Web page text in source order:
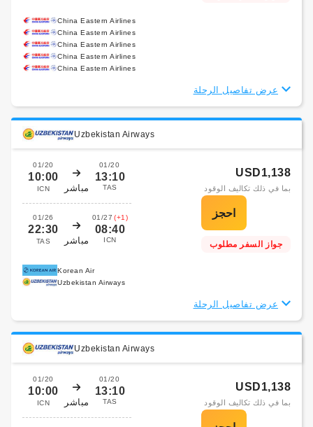
China Eastern Airlines
China Eastern Airlines
China Eastern Airlines
China Eastern Airlines
China Eastern Airlines
عرض تفاصيل الرحلة
Uzbekistan Airways
01/20
10:00
ICN مباشر
01/20
13:10
TAS
01/26
22:30
TAS مباشر
01/27 (+1)
08:40
ICN
USD1,138
بما في ذلك تكاليف الوقود
جواز السفر مطلوب
Korean Air
Uzbekistan Airways
عرض تفاصيل الرحلة
Uzbekistan Airways
01/20
10:00
ICN مباشر
01/20
13:10
TAS
USD1,138
بما في ذلك تكاليف الوقود